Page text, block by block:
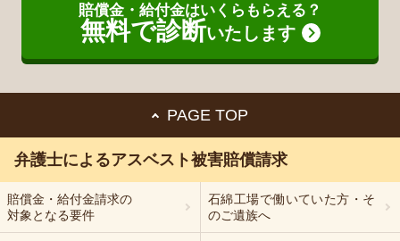
賠償金・給付金はいくらもらえる？
無料で診断いたします
PAGE TOP
弁護士によるアスベスト被害賠償請求
賠償金・給付金請求の
対象となる要件
石綿工場で働いていた方・そ
のご遺族へ